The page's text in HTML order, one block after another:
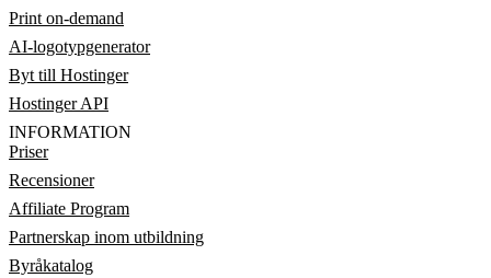
Print on-demand
AI-logotypgenerator
Byt till Hostinger
Hostinger API
INFORMATION
Priser
Recensioner
Affiliate Program
Partnerskap inom utbildning
Byråkatalog